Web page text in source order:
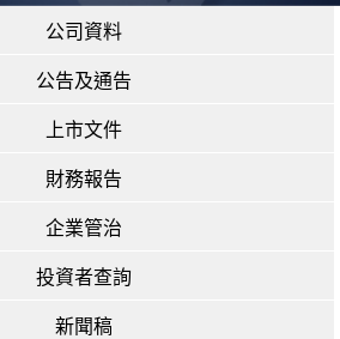
公司資料
公告及通告
上市文件
財務報告
企業管治
投資者查詢
新聞稿